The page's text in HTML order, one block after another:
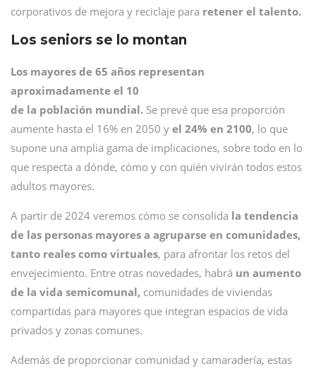
corporativos de mejora y reciclaje para retener el talento.
Los seniors se lo montan
Los mayores de 65 años representan
aproximadamente el 10
de la población mundial. Se prevé que esa proporción
aumente hasta el 16% en 2050 y el 24% en 2100, lo que
supone una amplia gama de implicaciones, sobre todo en lo
que respecta a dónde, cómo y con quién vivirán todos estos
adultos mayores.
A partir de 2024 veremos cómo se consolida la tendencia
de las personas mayores a agruparse en comunidades,
tanto reales como virtuales, para afrontar los retos del
envejecimiento. Entre otras novedades, habrá un aumento
de la vida semicomunal, comunidades de viviendas
compartidas para mayores que integran espacios de vida
privados y zonas comunes.
Además de proporcionar comunidad y camaradería, estas